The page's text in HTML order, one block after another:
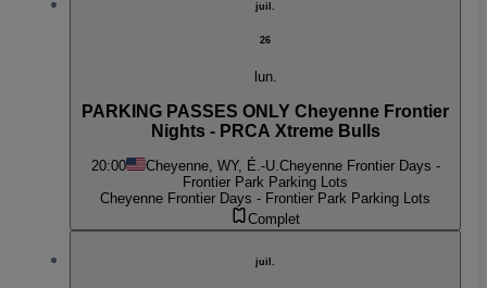
juil.
26
lun.
PARKING PASSES ONLY Cheyenne Frontier
Nights - PRCA Xtreme Bulls
20:00 Cheyenne, WY, É.-U.Cheyenne Frontier Days -
Frontier Park Parking Lots
Cheyenne Frontier Days - Frontier Park Parking Lots
Complet
juil.